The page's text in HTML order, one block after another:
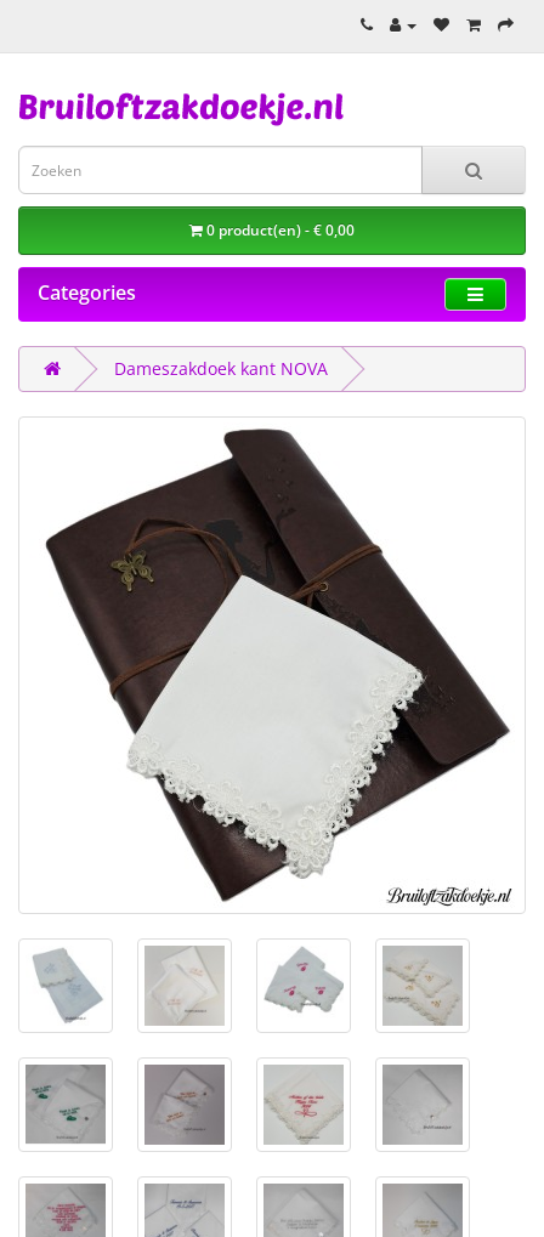
0 product(en) - € 0,00
Categories
Dameszakdoek kant NOVA